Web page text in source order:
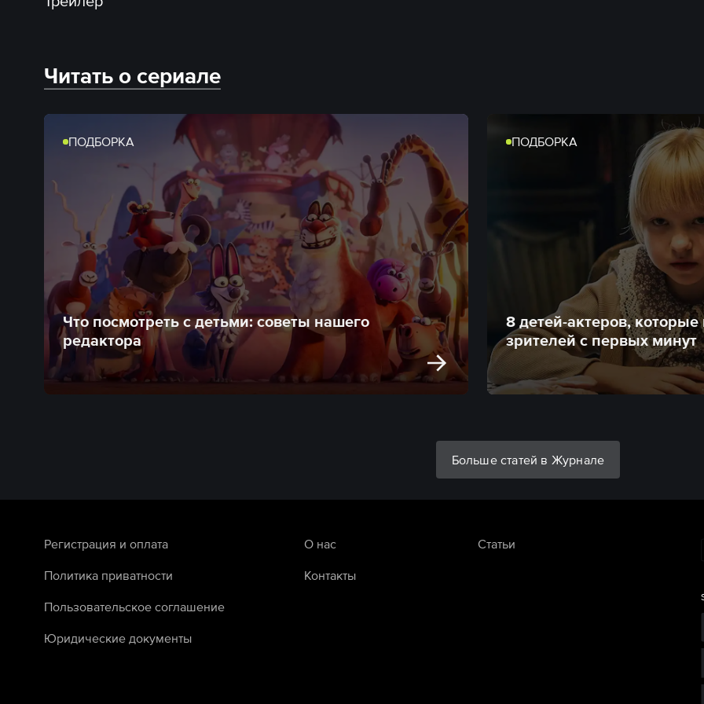
Читать о сериале
ПОДБОРКА
Что посмотреть с детьми: советы нашего
редактора
ПОДБОРКА
8 детей-актеров,
зрителей с первых минут
Больше статей в Журнале
Регистрация и оплата
Политика приватности
Пользовательское соглашение
Юридические документы
О нас
Контакты
Статьи